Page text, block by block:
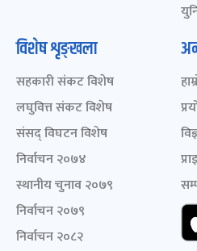
विशेष शृङ्खला
सहकारी संकट विशेष
लघुवित्त संकट विशेष
संसद् विघटन विशेष
निर्वाचन २०७४
स्थानीय चुनाव २०७९
निर्वाचन २०७९
निर्वाचन २०८२